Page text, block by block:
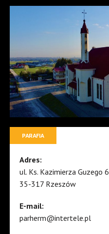
PARAFIA
Adres:
ul. Ks. Kazimierza Guzego 6
35-317 Rzeszów
E-mail:
parherm@intertele.pl